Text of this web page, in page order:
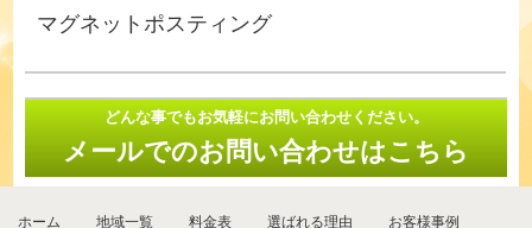
マグネットポスティング
どんな事でもお気軽にお問い合わせください。
メールでのお問い合わせはこちら
ホーム 地域一覧 料金表 選ばれる理由 お客様事例